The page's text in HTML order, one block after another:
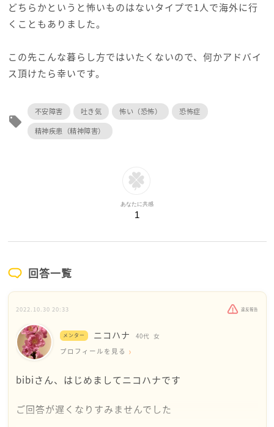
どちらかというと怖いものはないタイプで1人で海外に行
くこともありました。
この先こんな暮らし方ではいたくないので、何かアドバイ
ス頂けたら幸いです。
local_offer
不安障害 吐き気 怖い（恐怖）
恐怖症
精神疾患（精神障害）
あなたに共感
1
回答一覧
2022.10.30 20:33 違反報告
メンター ニコハナ 40代 女
プロフィールを見る
bibiさん、はじめましてニコハナです
ご回答が遅くなりすみませんでした